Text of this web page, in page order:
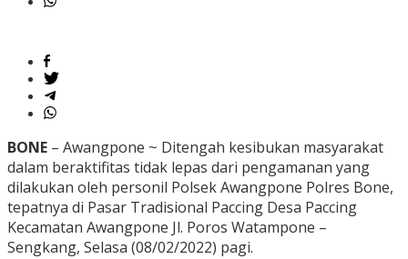
BONE – Awangpone ~ Ditengah kesibukan masyarakat
dalam beraktifitas tidak lepas dari pengamanan yang
dilakukan oleh personil Polsek Awangpone Polres Bone,
tepatnya di Pasar Tradisional Paccing Desa Paccing
Kecamatan Awangpone Jl. Poros Watampone –
Sengkang, Selasa (08/02/2022) pagi.